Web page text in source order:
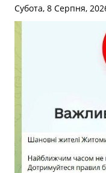
Субота, 8 Серпня,